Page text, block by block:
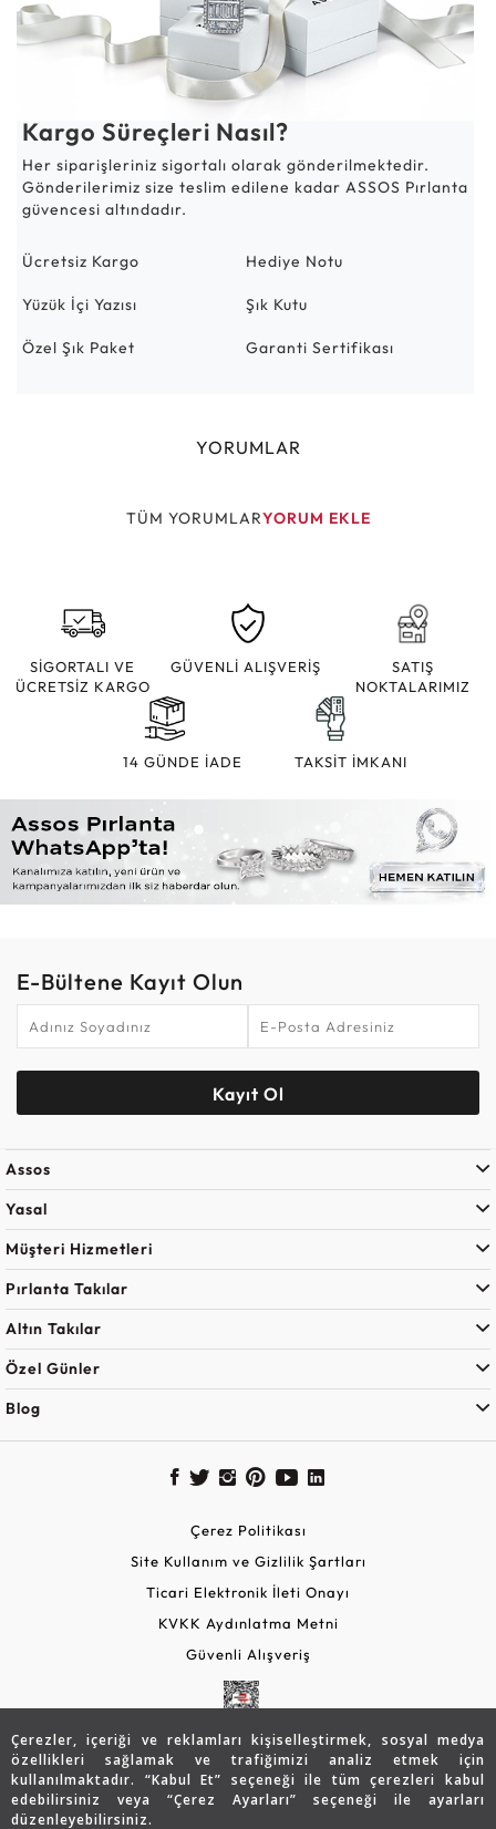
Çerezler, içeriği ve reklamları kişiselleştirmek, sosyal medya
özellikleri sağlamak ve trafiğimizi analiz etmek için
kullanılmaktadır. “Kabul Et” seçeneği ile tüm çerezleri kabul
edebilirsiniz veya “Çerez Ayarları” seçeneği ile ayarları
düzenleyebilirsiniz.
Kargo Süreçleri Nasıl?
Her siparişleriniz sigortalı olarak gönderilmektedir.
Gönderilerimiz size teslim edilene kadar ASSOS Pırlanta
güvencesi altındadır.
Ücretsiz Kargo Hediye Notu
Yüzük İçi Yazısı Şık Kutu
Özel Şık Paket Garanti Sertifikası
YORUMLAR
TÜM YORUMLARYORUM EKLE
SİGORTALI VE
ÜCRETSİZ KARGO
GÜVENLİ ALIŞVERİŞ
SATIŞ
NOKTALARIMIZ
14 GÜNDE İADE TAKSİT İMKANI
E-Bültene Kayıt Olun
Kayıt Ol
Assos
Yasal
Müşteri Hizmetleri
Pırlanta Takılar
Altın Takılar
Özel Günler
Blog
Çerez Politikası
Site Kullanım ve Gizlilik Şartları
Ticari Elektronik İleti Onayı
KVKK Aydınlatma Metni
Güvenli Alışveriş